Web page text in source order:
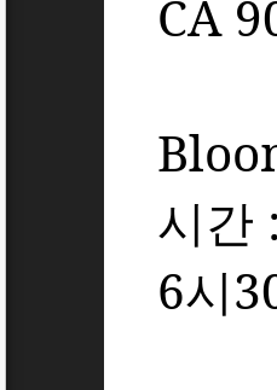
CA
시간
6시